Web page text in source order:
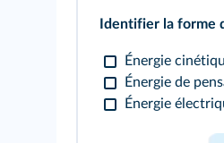
Identifier la forme
Énergie
Énergie de
Énergie